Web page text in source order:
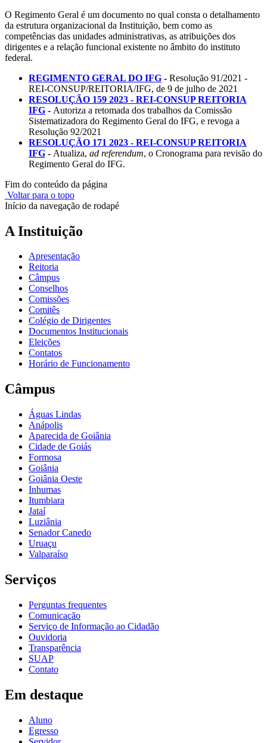
O Regimento Geral é um documento no qual consta o detalhamento
da estrutura organizacional da Instituição, bem como as
competências das unidades administrativas, as atribuições dos
dirigentes e a relação funcional existente no âmbito do instituto
federal.
REGIMENTO GERAL DO IFG - Resolução 91/2021 -
REI-CONSUP/REITORIA/IFG, de 9 de julho de 2021
RESOLUÇÃO 159 2023 - REI-CONSUP REITORIA
IFG - Autoriza a retomada dos trabalhos da Comissão
Sistematizadora do Regimento Geral do IFG, e revoga a
Resolução 92/2021
RESOLUÇÃO 171 2023 - REI-CONSUP REITORIA
IFG - Atualiza, ad referendum, o Cronograma para revisão do
Regimento Geral do IFG.
Fim do conteúdo da página
Voltar para o topo
Início da navegação de rodapé
A Instituição
Apresentação
Reitoria
Câmpus
Conselhos
Comissões
Comitês
Colégio de Dirigentes
Documentos Institucionais
Eleições
Contatos
Horário de Funcionamento
Câmpus
Águas Lindas
Anápolis
Aparecida de Goiânia
Cidade de Goiás
Formosa
Goiânia
Goiânia Oeste
Inhumas
Itumbiara
Jataí
Luziânia
Senador Canedo
Uruaçu
Valparaíso
Serviços
Perguntas frequentes
Comunicação
Serviço de Informação ao Cidadão
Ouvidoria
Transparência
SUAP
Contato
Em destaque
Aluno
Egresso